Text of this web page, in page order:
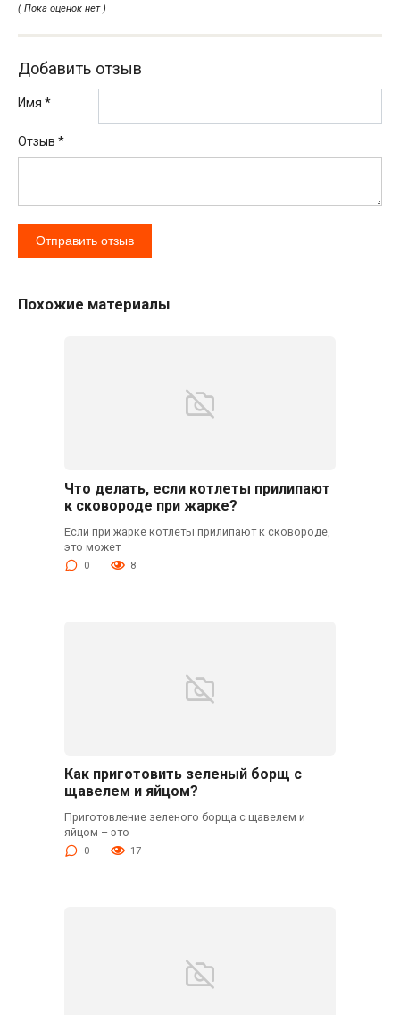
( Пока оценок нет )
Добавить отзыв
Имя *
Отзыв *
Похожие материалы
Что делать, если котлеты прилипают
к сковороде при жарке?
Если при жарке котлеты прилипают к сковороде,
это может
0 8
Как приготовить зеленый борщ с
щавелем и яйцом?
Приготовление зеленого борща с щавелем и
яйцом – это
0 17